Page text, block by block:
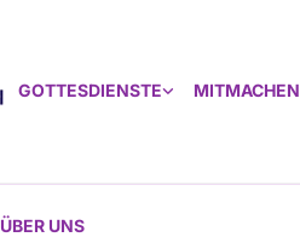
GOTTESDIENSTE MITMACHEN
ÜBER UNS